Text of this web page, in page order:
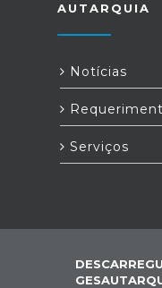
AUTARQUIA
Notícias
Serviços